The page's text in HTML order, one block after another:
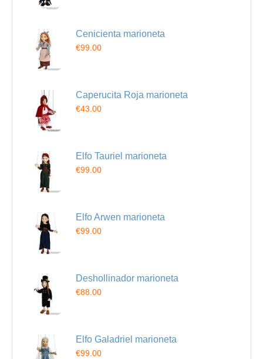
Cenicienta marioneta
€99.00
Caperucita Roja marioneta
€43.00
Elfo Tauriel marioneta
€99.00
Elfo Arwen marioneta
€99.00
Deshollinador marioneta
€88.00
Elfo Galadriel marioneta
€99.00